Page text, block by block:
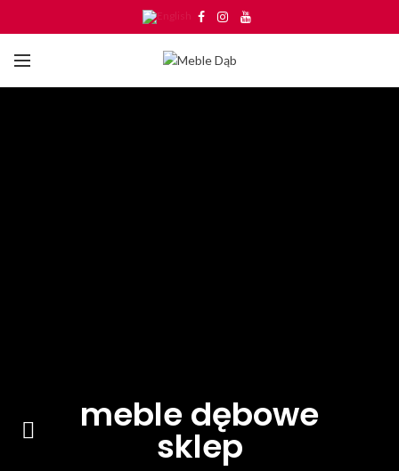
meble dębowe
sklep